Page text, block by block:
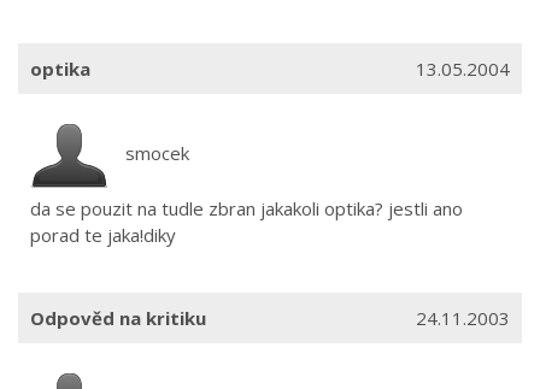
13.05.2004
optika
smocek
da se pouzit na tudle zbran jakakoli optika? jestli ano
porad te jaka!diky
24.11.2003
Odpověd na kritiku